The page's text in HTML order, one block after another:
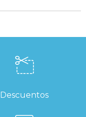
Descuentos